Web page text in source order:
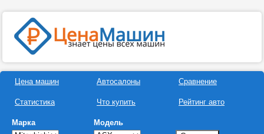
Цена машин
Статистика
Автосалоны
Что купить
Сравнение
Рейтинг авто
Марка Модель